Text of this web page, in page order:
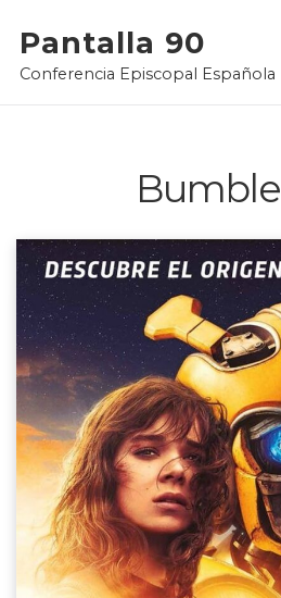
content
Pantalla 90
Conferencia Episcopal Española